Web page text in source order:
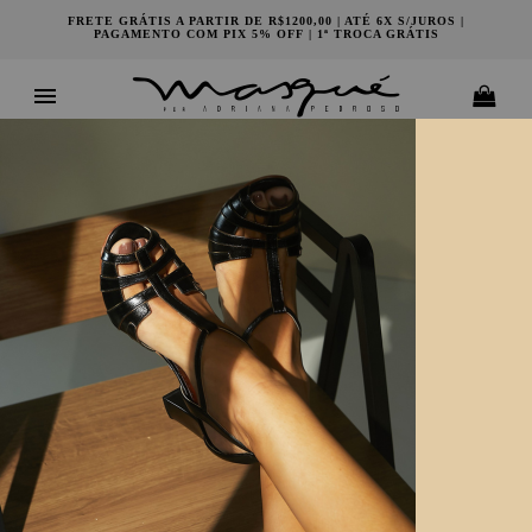
FRETE GRÁTIS A PARTIR DE R$1200,00 | ATÉ 6X S/JUROS |
PAGAMENTO COM PIX 5% OFF | 1ª TROCA GRÁTIS
Ordenar por:
Sua busca não encontrou nenhum resultado.
ASSINE NOSSA NEWSLETTER
ASSINAR
MINHA CONTA